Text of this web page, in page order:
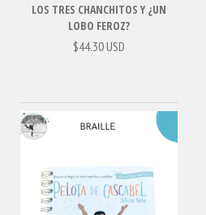
LOS TRES CHANCHITOS Y ¿UN
LOBO FEROZ?
$44.30 USD